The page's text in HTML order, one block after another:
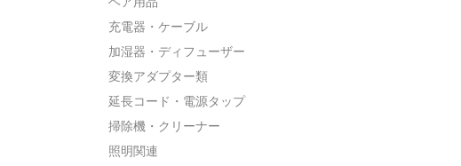
充電器・ケーブル
加湿器・ディフューザー
変換アダプター類
延長コード・電源タップ
掃除機・クリーナー
照明関連